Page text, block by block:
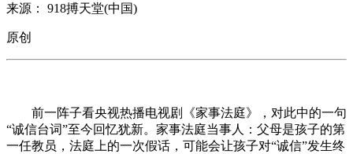
来源： 918搏天堂(中国)
原创
前一阵子看央视热播电视剧《家事法庭》，对此中的一句
“诚信台词”至今回忆犹新。家事法庭当事人：父母是孩子的第
一任教员，法庭上的一次假话，可能会让孩子对“诚信”发生终